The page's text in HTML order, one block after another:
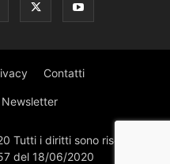
Contatti
Tutti i diritti sono riservati |
del 18/06/2020